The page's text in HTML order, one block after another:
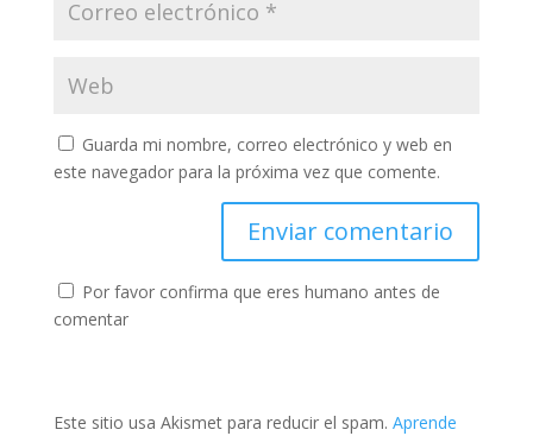
Guarda mi nombre, correo electrónico y web en
este navegador para la próxima vez que comente.
Por favor confirma que eres humano antes de
comentar
Este sitio usa Akismet para reducir el spam. Aprende